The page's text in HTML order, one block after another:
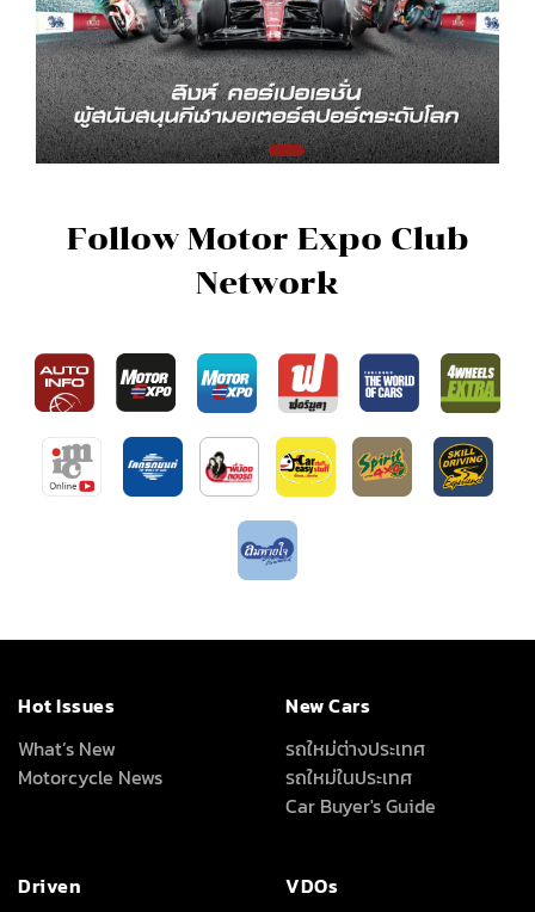
Follow Motor Expo Club
Network
Hot Issues
What’s New
Motorcycle News
New Cars
รถใหม่ต่างประเทศ
รถใหม่ในประเทศ
Car Buyer's Guide
Driven
VDOs